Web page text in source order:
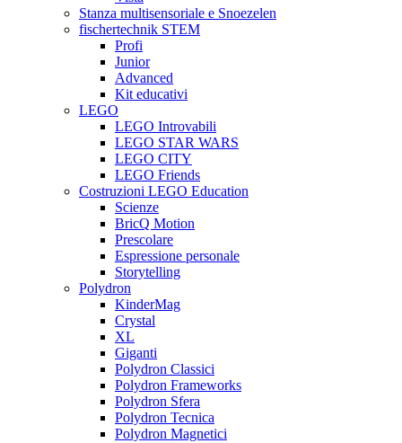
Stanza multisensoriale e Snoezelen
fischertechnik STEM
Profi
Junior
Advanced
Kit educativi
LEGO
LEGO Introvabili
LEGO STAR WARS
LEGO CITY
LEGO Friends
Costruzioni LEGO Education
Scienze
BricQ Motion
Prescolare
Espressione personale
Storytelling
Polydron
KinderMag
Crystal
XL
Giganti
Polydron Classici
Polydron Frameworks
Polydron Sfera
Polydron Tecnica
Polydron Magnetici